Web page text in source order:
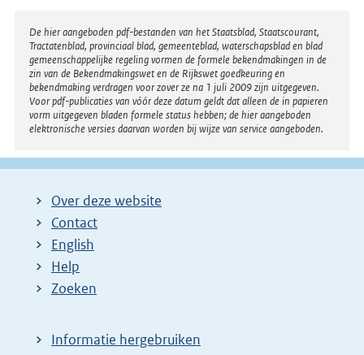
Disclaimer
De hier aangeboden pdf-bestanden van het Staatsblad, Staatscourant,
Tractatenblad, provinciaal blad, gemeenteblad, waterschapsblad en blad
gemeenschappelijke regeling vormen de formele bekendmakingen in de
zin van de Bekendmakingswet en de Rijkswet goedkeuring en
bekendmaking verdragen voor zover ze na 1 juli 2009 zijn uitgegeven.
Voor pdf-publicaties van vóór deze datum geldt dat alleen de in papieren
vorm uitgegeven bladen formele status hebben; de hier aangeboden
elektronische versies daarvan worden bij wijze van service aangeboden.
Over deze website
Contact
English
Help
Zoeken
Informatie hergebruiken